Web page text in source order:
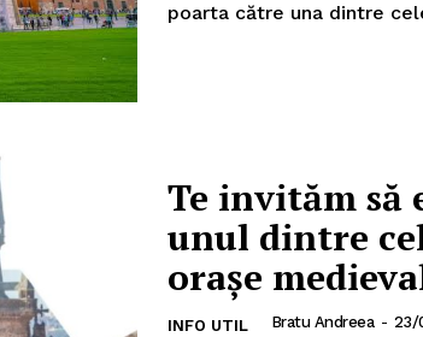
poarta către una dintre
Te invităm să
unul dintre
orașe
INFO UTIL Bratu Andreea - 23/